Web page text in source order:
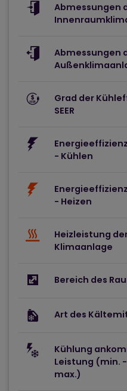
Abmessungen
Abmessungen
Grad der
SEER
- Kühlen
- Heizen
Heizleistung
Klimaanlage
Bereich des
Art des
Kühlung
Leistung (min.
max.)